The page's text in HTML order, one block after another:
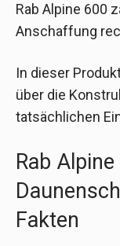
Rab Alpine 600
Anschaffung
In dieser
über die
tatsächlichen
Rab
Fakten